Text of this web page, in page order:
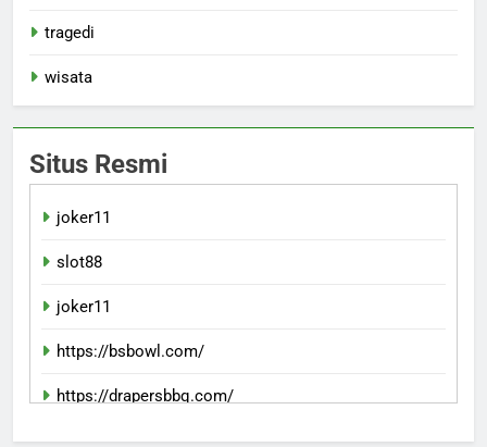
tragedi
wisata
Situs Resmi
joker11
slot88
joker11
https://bsbowl.com/
https://drapersbbq.com/
slotvipgg